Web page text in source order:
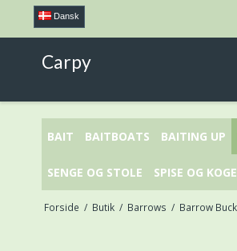
Dansk
Carpy
BAIT BAITBOATS BAITING UP
SENGE OG STOLE SPISE OG
Forside / Butik / Barrows / Barrow